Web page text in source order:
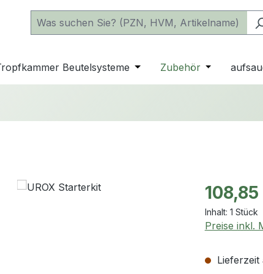
Kategorie Katheter
Schließe das Dropdown der Kategorie einfache
Beutelsysteme Öffne oder Schließe das
Zubehör Öffne oder
Regulärer
108,85
Inhalt: 1 Stück
Preise inkl.